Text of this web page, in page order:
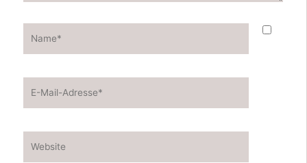
Name*
E-
Website